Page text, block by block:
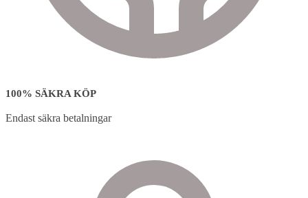
100% SÄKRA KÖP
Endast säkra betalningar